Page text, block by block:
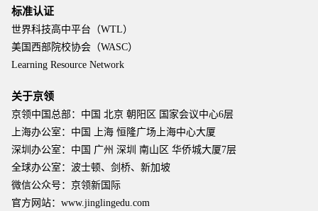
标准认证
世界科技高中平台（WTL）
美国西部院校协会（WASC）
Learning Resource Network
关于京领
京领中国总部：中国 北京 朝阳区 国家会议中心6层
上海办公室：中国 上海 恒隆广场上海中心大厦
深圳办公室：中国 广州 深圳 南山区 华侨城大厦7层
全球办公室：波士顿、剑桥、新加坡
微信公众号：京领新国际
官方网站：www.jinglingedu.com